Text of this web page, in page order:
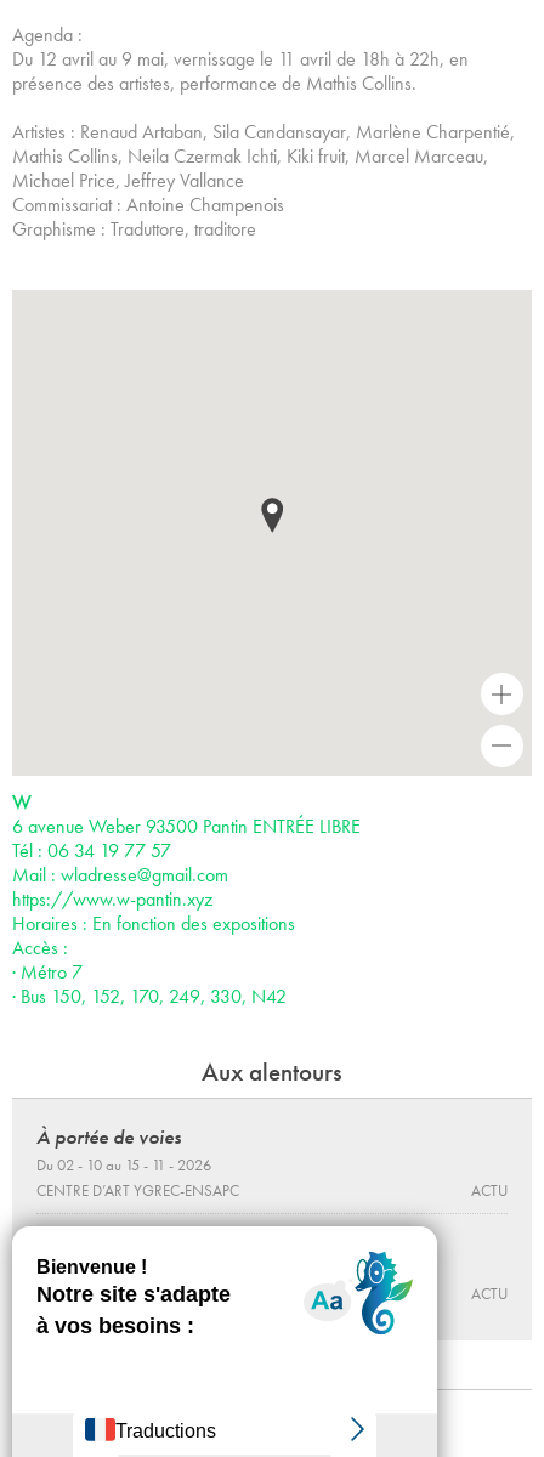
Agenda :
Du 12 avril au 9 mai, vernissage le 11 avril de 18h à 22h, en
présence des artistes, performance de Mathis Collins.
Artistes : Renaud Artaban, Sila Candansayar, Marlène Charpentié,
Mathis Collins, Neila Czermak Ichti, Kiki fruit, Marcel Marceau,
Michael Price, Jeffrey Vallance
Commissariat : Antoine Champenois
Graphisme : Traduttore, traditore
+
W
6 avenue Weber 93500 Pantin ENTRÉE LIBRE
Tél : 06 34 19 77 57
Mail : wladresse@gmail.com
https://www.w-pantin.xyz
Horaires : En fonction des expositions
Accès :
· Métro 7
· Bus 150, 152, 170, 249, 330, N42
Aux alentours
À portée de voies
Du 02 - 10 au 15 - 11 - 2026
CENTRE D’ART YGREC-ENSAPC
ACTU
Du 12 - 06 au 19 - 09 - 2026
CENTRE D’ART YGREC-ENSAPC
ACTU